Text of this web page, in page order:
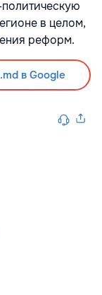
в целом,
реформ.
в Google